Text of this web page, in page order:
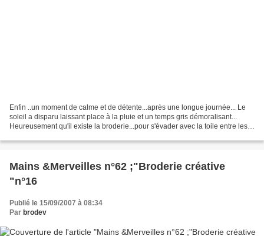
Enfin ..un moment de calme et de détente...après une longue journée... Le
soleil a disparu laissant place à la pluie et un temps gris démoralisant...
Heureusement qu'il existe la broderie...pour s'évader avec la toile entre les
Mains &Merveilles n°62 ;"Broderie créative
"n°16
Publié le 15/09/2007 à 08:34
Par brodev